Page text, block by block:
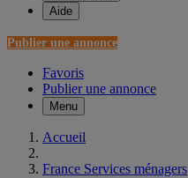
Aide
Publier une annonce
Favoris
Publier une annonce
Menu
Accueil
France Services ménagers